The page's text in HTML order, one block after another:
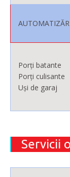
Porți batante
Porți culisante
Uși de garaj
Servicii